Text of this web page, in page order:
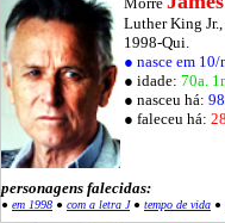
Luther King
1998-Qui.
● nasce em
● idade: 70a.
● nasceu há:
● faleceu há:
personagens falecidas:
● em 1998 ● com a letra J● tempo de vida ●